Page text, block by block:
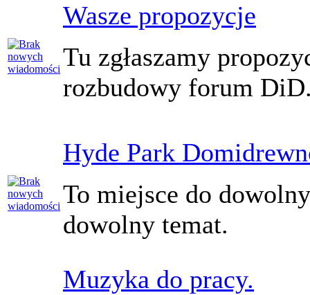
Wasze propozycje
Tu zgłaszamy
rozbudowy forum
Hyde Park
To miejsce do
dowolny temat.
Muzyka do pracy.